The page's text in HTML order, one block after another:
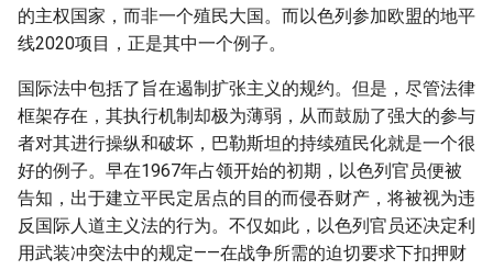
的主权国家，而非一个殖民大国。而以色列参加欧盟的地平
线2020项目，正是其中一个例子。
国际法中包括了旨在遏制扩张主义的规约。但是，尽管法律
框架存在，其执行机制却极为薄弱，从而鼓励了强大的参与
者对其进行操纵和破坏，巴勒斯坦的持续殖民化就是一个很
好的例子。早在1967年占领开始的初期，以色列官员便被
告知，出于建立平民定居点的目的而侵吞财产，将被视为违
反国际人道主义法的行为。不仅如此，以色列官员还决定利
用武装冲突法中的规定——在战争所需的迫切要求下扣押财